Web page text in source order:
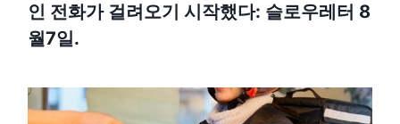
인 전화가 걸려오기 시작했다: 슬로우레터 8
월7일.